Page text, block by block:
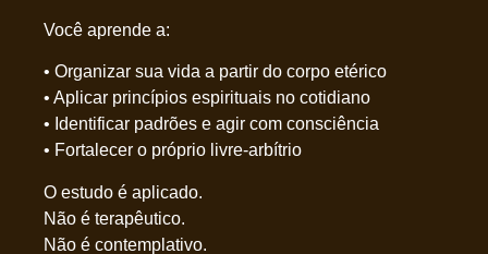
Você aprende a:
• Organizar sua vida a partir do corpo etérico
• Aplicar princípios espirituais no cotidiano
• Identificar padrões e agir com consciência
• Fortalecer o próprio livre-arbítrio
O estudo é aplicado.
Não é terapêutico.
Não é contemplativo.